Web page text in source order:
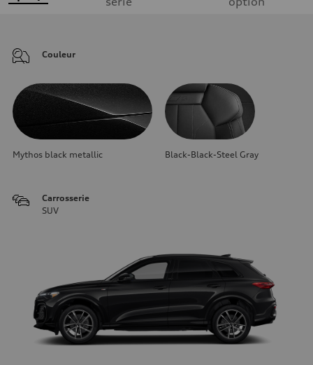
Couleur
Mythos black metallic Black-Black-Steel Gray
Carrosserie
SUV